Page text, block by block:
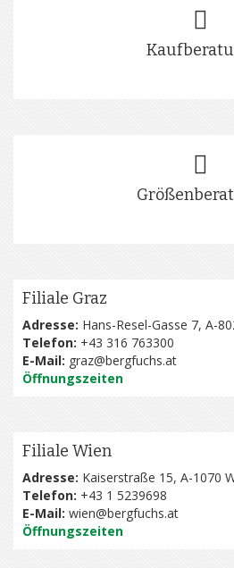
Filiale Graz
Adresse: Hans-Resel-Gasse 7, A-
Telefon: +43 316 763300
E-Mail: graz@bergfuchs.at
Öffnungszeiten
Filiale Wien
Adresse: Kaiserstraße 15, A-1070
Telefon: +43 1 5239698
E-Mail: wien@bergfuchs.at
Öffnungszeiten